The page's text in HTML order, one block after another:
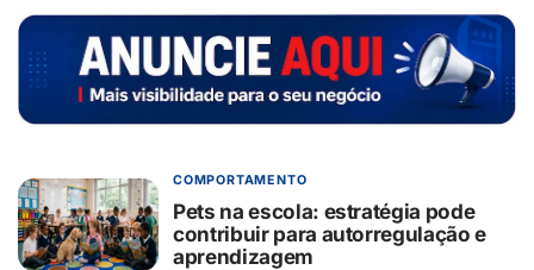
COMPORTAMENTO
Pets na escola: estratégia pode
contribuir para autorregulação e
aprendizagem